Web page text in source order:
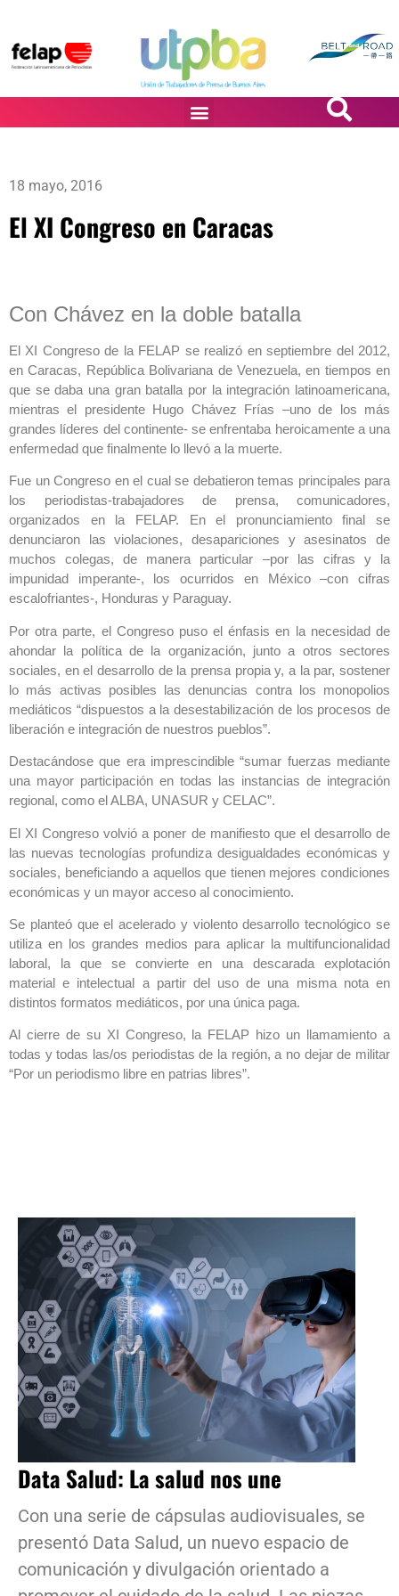
18 mayo, 2016
El XI Congreso en Caracas
Con Chávez en la doble batalla
El XI Congreso de la FELAP se realizó en septiembre del 2012,
en Caracas, República Bolivariana de Venezuela, en tiempos en
que se daba una gran batalla por la integración latinoamericana,
mientras el presidente Hugo Chávez Frías –uno de los más
grandes líderes del continente- se enfrentaba heroicamente a una
enfermedad que finalmente lo llevó a la muerte.
Fue un Congreso en el cual se debatieron temas principales para
los periodistas-trabajadores de prensa, comunicadores,
organizados en la FELAP. En el pronunciamiento final se
denunciaron las violaciones, desapariciones y asesinatos de
muchos colegas, de manera particular –por las cifras y la
impunidad imperante-, los ocurridos en México –con cifras
escalofriantes-, Honduras y Paraguay.
Por otra parte, el Congreso puso el énfasis en la necesidad de
ahondar la política de la organización, junto a otros sectores
sociales, en el desarrollo de la prensa propia y, a la par, sostener
lo más activas posibles las denuncias contra los monopolios
mediáticos “dispuestos a la desestabilización de los procesos de
liberación e integración de nuestros pueblos”.
Destacándose que era imprescindible “sumar fuerzas mediante
una mayor participación en todas las instancias de integración
regional, como el ALBA, UNASUR y CELAC”.
El XI Congreso volvió a poner de manifiesto que el desarrollo de
las nuevas tecnologías profundiza desigualdades económicas y
sociales, beneficiando a aquellos que tienen mejores condiciones
económicas y un mayor acceso al conocimiento.
Se planteó que el acelerado y violento desarrollo tecnológico se
utiliza en los grandes medios para aplicar la multifuncionalidad
laboral, la que se convierte en una descarada explotación
material e intelectual a partir del uso de una misma nota en
distintos formatos mediáticos, por una única paga.
Al cierre de su XI Congreso, la FELAP hizo un llamamiento a
todas y todas las/os periodistas de la región, a no dejar de militar
“Por un periodismo libre en patrias libres”.
Data Salud: La salud nos une
Con una serie de cápsulas audiovisuales, se
presentó Data Salud, un nuevo espacio de
comunicación y divulgación orientado a